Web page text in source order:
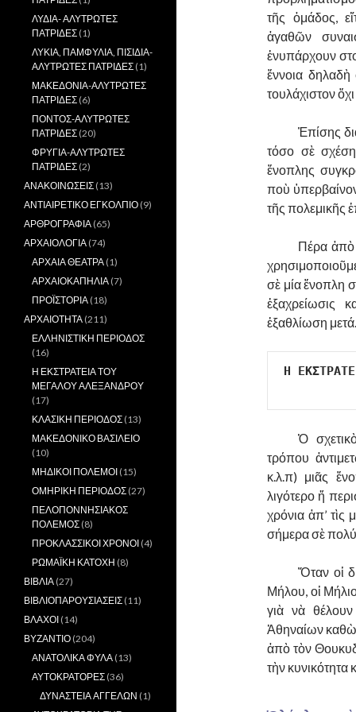
τῆς ὀμάδος,
ἀγαθῶν
ἐνυπάρχουν
ἔννοια δηλαδὴ
τουλάχιστον
Ἐπίσης
τόσο σὲ
ἔνοπλης
ποὺ
τῆς πολεμικῆς
Πέρα ἀπὸ
σὲ μία ἔνοπλη
ἐξαχρείωσις
ἐξαθλίωση μετά.
Η
Ὁ
τρόπου
κ.λ.π) μιᾶς
λιγότερο ἤ
χρόνια ἀπ’
σήμερα σὲ
Ὅταν οἱ
Μήλου, οἱ
γιὰ νὰ
Ἀθηναίων
ἀπὸ τὸν
τὴν κυνικότητα
ΛΥΔΙΑ- ΑΛΥΤΡΩΤΕΣ
ΠΑΤΡΙΔΕΣ (1)
ΛΥΚΙΑ, ΠΑΜΦΥΛΙΑ, ΠΙΣΙΔΙΑ-
ΑΛΥΤΡΩΤΕΣ ΠΑΤΡΙΔΕΣ (1)
ΜΑΚΕΔΟΝΙΑ-ΑΛΥΤΡΩΤΕΣ
ΠΑΤΡΙΔΕΣ (6)
ΠΟΝΤΟΣ-ΑΛΥΤΡΩΤΕΣ
ΠΑΤΡΙΔΕΣ (20)
ΦΡΥΓΙΑ-ΑΛΥΤΡΩΤΕΣ
ΠΑΤΡΙΔΕΣ (2)
ΑΝΑΚΟΙΝΩΣΕΙΣ (13)
ΑΝΤΙΑΙΡΕΤΙΚΟ ΕΓΚΟΛΠΙΟ (9)
ΑΡΘΡΟΓΡΑΦΙΑ (65)
ΑΡΧΑΙΟΛΟΓΙΑ (74)
ΑΡΧΑΙΑ ΘΕΑΤΡΑ (1)
ΑΡΧΑΙΟΚΑΠΗΛΙΑ (7)
ΠΡΟΪΣΤΟΡΙΑ (18)
ΑΡΧΑΙΟΤΗΤΑ (211)
ΕΛΛΗΝΙΣΤΙΚΗ ΠΕΡΙΟΔΟΣ
(16)
Η ΕΚΣΤΡΑΤΕΙΑ ΤΟΥ
ΜΕΓΑΛΟΥ ΑΛΕΞΑΝΔΡΟΥ
(17)
ΚΛΑΣΙΚΗ ΠΕΡΙΟΔΟΣ (13)
ΜΑΚΕΔΟΝΙΚΟ ΒΑΣΙΛΕΙΟ
(10)
ΜΗΔΙΚΟΙ ΠΟΛΕΜΟΙ (15)
ΟΜΗΡΙΚΗ ΠΕΡΙΟΔΟΣ (27)
ΠΕΛΟΠΟΝΝΗΣΙΑΚΟΣ
ΠΟΛΕΜΟΣ (8)
ΠΡΟΚΛΑΣΣΙΚΟΙ ΧΡΟΝΟΙ (4)
ΡΩΜΑΪΚΗ ΚΑΤΟΧΗ (8)
ΒΙΒΛΙΑ (27)
ΒΙΒΛΙΟΠΑΡΟΥΣΙΑΣΕΙΣ (11)
ΒΛΑΧΟΙ (14)
ΒΥΖΑΝΤΙΟ (204)
ΑΝΑΤΟΛΙΚΑ ΦΥΛΑ (13)
ΑΥΤΟΚΡΑΤΟΡΕΣ (36)
ΔΥΝΑΣΤΕΙΑ ΑΓΓΕΛΩΝ (1)